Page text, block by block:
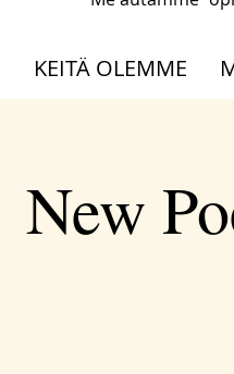
KEITÄ OLEMME
New